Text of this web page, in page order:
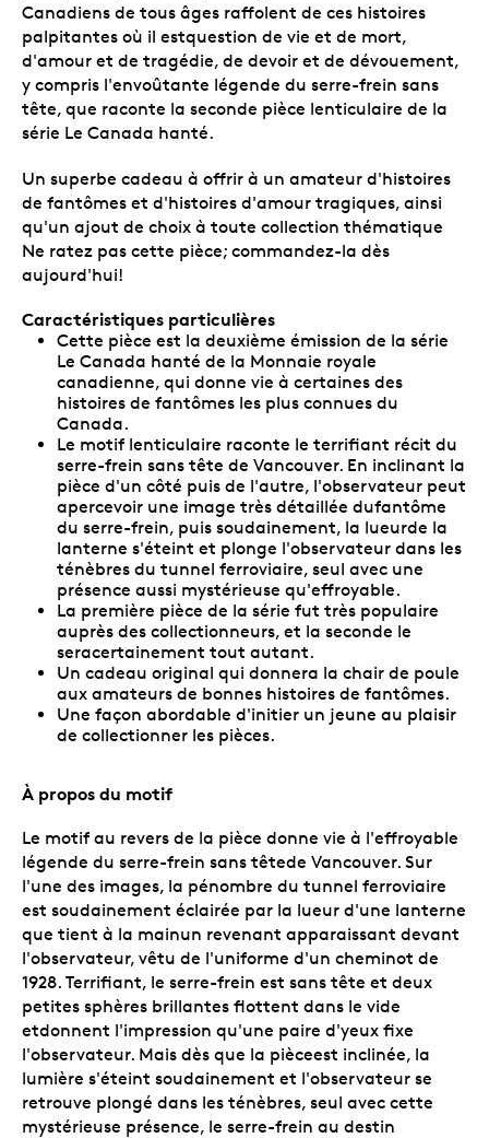
Canadiens de tous âges raffolent de ces histoires
palpitantes où il estquestion de vie et de mort,
d'amour et de tragédie, de devoir et de dévouement,
y compris l'envoûtante légende du serre-frein sans
tête, que raconte la seconde pièce lenticulaire de la
série Le Canada hanté.
Un superbe cadeau à offrir à un amateur d'histoires
de fantômes et d'histoires d'amour tragiques, ainsi
qu'un ajout de choix à toute collection thématique
Ne ratez pas cette pièce; commandez-la dès
aujourd'hui!
Caractéristiques particulières
Cette pièce est la deuxième émission de la série
Le Canada hanté de la Monnaie royale
canadienne, qui donne vie à certaines des
histoires de fantômes les plus connues du
Canada.
Le motif lenticulaire raconte le terrifiant récit du
serre-frein sans tête de Vancouver. En inclinant la
pièce d'un côté puis de l'autre, l'observateur peut
apercevoir une image très détaillée dufantôme
du serre-frein, puis soudainement, la lueurde la
lanterne s'éteint et plonge l'observateur dans les
ténèbres du tunnel ferroviaire, seul avec une
présence aussi mystérieuse qu'effroyable.
La première pièce de la série fut très populaire
auprès des collectionneurs, et la seconde le
seracertainement tout autant.
Un cadeau original qui donnera la chair de poule
aux amateurs de bonnes histoires de fantômes.
Une façon abordable d'initier un jeune au plaisir
de collectionner les pièces.
À propos du motif
Le motif au revers de la pièce donne vie à l'effroyable
légende du serre-frein sans têtede Vancouver. Sur
l'une des images, la pénombre du tunnel ferroviaire
est soudainement éclairée par la lueur d'une lanterne
que tient à la mainun revenant apparaissant devant
l'observateur, vêtu de l'uniforme d'un cheminot de
1928. Terrifiant, le serre-frein est sans tête et deux
petites sphères brillantes flottent dans le vide
etdonnent l'impression qu'une paire d'yeux fixe
l'observateur. Mais dès que la pièceest inclinée, la
lumière s'éteint soudainement et l'observateur se
retrouve plongé dans les ténèbres, seul avec cette
mystérieuse présence, le serre-frein au destin